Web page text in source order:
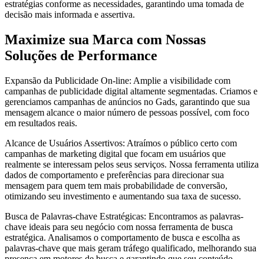
estratégias conforme as necessidades, garantindo uma tomada de
decisão mais informada e assertiva.
Maximize sua Marca com Nossas
Soluções de Performance
Expansão da Publicidade On-line: Amplie a visibilidade com
campanhas de publicidade digital altamente segmentadas. Criamos e
gerenciamos campanhas de anúncios no Gads, garantindo que sua
mensagem alcance o maior número de pessoas possível, com foco
em resultados reais.
Alcance de Usuários Assertivos: Atraímos o público certo com
campanhas de marketing digital que focam em usuários que
realmente se interessam pelos seus serviços. Nossa ferramenta utiliza
dados de comportamento e preferências para direcionar sua
mensagem para quem tem mais probabilidade de conversão,
otimizando seu investimento e aumentando sua taxa de sucesso.
Busca de Palavras-chave Estratégicas: Encontramos as palavras-
chave ideais para seu negócio com nossa ferramenta de busca
estratégica. Analisamos o comportamento de busca e escolha as
palavras-chave que mais geram tráfego qualificado, melhorando sua